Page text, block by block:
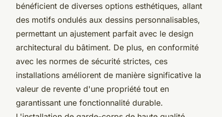
bénéficient de diverses options esthétiques, allant
des motifs ondulés aux dessins personnalisables,
permettant un ajustement parfait avec le design
architectural du bâtiment. De plus, en conformité
avec les normes de sécurité strictes, ces
installations améliorent de manière significative la
valeur de revente d'une propriété tout en
garantissant une fonctionnalité durable.